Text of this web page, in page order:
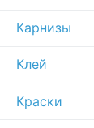
Карнизы
Клей
Краски